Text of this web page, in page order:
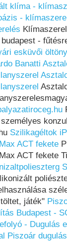
klíma -
-
-
esküvői
Banatti
Szilikagéltok
ACT fekete
ACT fekete
játék"
Budapest -
- Dugulás
Piszoár